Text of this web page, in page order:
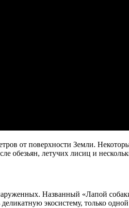
от поверхности Земли.
обезьян, летучих лисиц и
Названный «Лапой
экосистему, только